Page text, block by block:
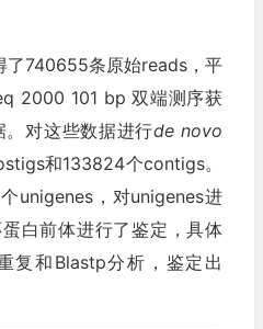
了740655条原始reads，平
2000 101 bp 双端测序获
对这些数据进行de novo
和133824个contigs。
unigenes，对unigenes进
白前体进行了鉴定，具体
复和Blastp分析，鉴定出